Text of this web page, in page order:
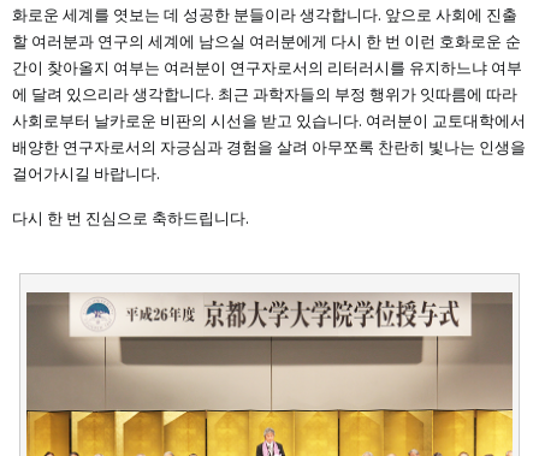
화로운 세계를 엿보는 데 성공한 분들이라 생각합니다. 앞으로 사회에 진출
할 여러분과 연구의 세계에 남으실 여러분에게 다시 한 번 이런 호화로운 순
간이 찾아올지 여부는 여러분이 연구자로서의 리터러시를 유지하느냐 여부
에 달려 있으리라 생각합니다. 최근 과학자들의 부정 행위가 잇따름에 따라
사회로부터 날카로운 비판의 시선을 받고 있습니다. 여러분이 교토대학에서
배양한 연구자로서의 자긍심과 경험을 살려 아무쪼록 찬란히 빛나는 인생을
걸어가시길 바랍니다.
다시 한 번 진심으로 축하드립니다.